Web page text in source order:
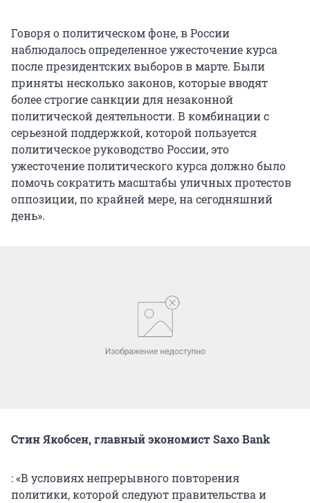
Говоря о политическом фоне, в России
наблюдалось определенное ужесточение курса
после президентских выборов в марте. Были
приняты несколько законов, которые вводят
более строгие санкции для незаконной
политической деятельности. В комбинации с
серьезной поддержкой, которой пользуется
политическое руководство России, это
ужесточение политического курса должно было
помочь сократить масштабы уличных протестов
оппозиции, по крайней мере, на сегодняшний
день».
Стин Якобсен, главный экономист Saxo Bank
: «В условиях непрерывного повторения
политики, которой следуют правительства и